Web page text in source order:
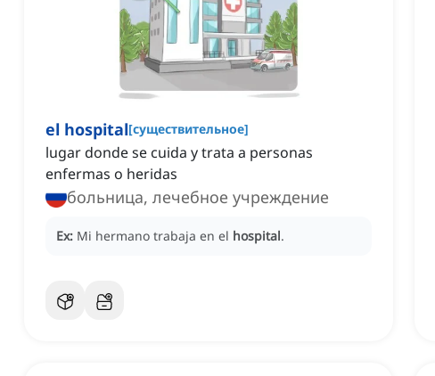
el hospital[существительное]
lugar donde se cuida y trata a personas
enfermas o heridas
больница, лечебное учреждение
Ex: Mi hermano trabaja en el hospital.